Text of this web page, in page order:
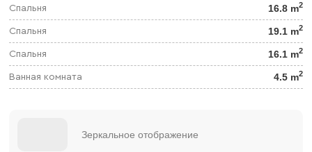
Спальня 16.8 m2
Спальня 19.1 m2
Спальня 16.1 m2
Ванная комната 4.5 m2
Зеркальное отображение